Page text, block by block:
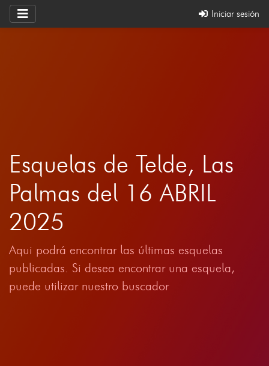
Iniciar sesión
Esquelas de Telde, Las
Palmas del 16 ABRIL
2025
Aqui podrá encontrar las últimas esquelas
publicadas. Si desea encontrar una esquela,
puede utilizar nuestro buscador